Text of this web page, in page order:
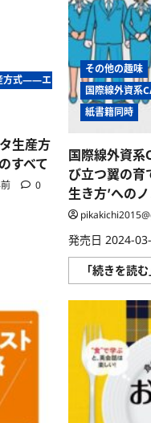
方式――エッセンスとフレーズの
生産方
すべて
0
その他の趣味
国際線外資系
紙書籍同時
国際線外資系
び立つ翼の育
生き方’への
発売日 2024-
「続きを読む